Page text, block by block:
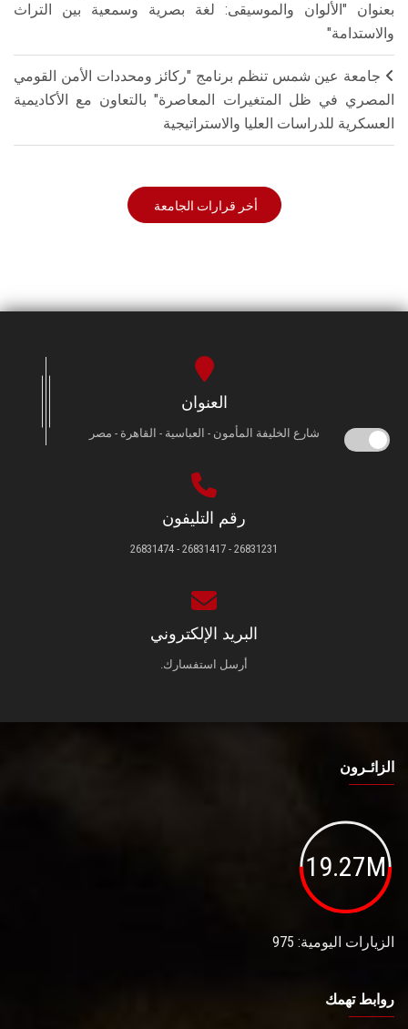
بعنوان "الألوان والموسيقى: لغة بصرية وسمعية بين التراث
والاستدامة"
جامعة عين شمس تنظم برنامج "ركائز ومحددات الأمن القومي
المصري في ظل المتغيرات المعاصرة" بالتعاون مع الأكاديمية
العسكرية للدراسات العليا والاستراتيجية
أخر قرارات الجامعة
العنوان
شارع الخليفة المأمون - العباسية - القاهرة - مصر
رقم التليفون
26831231 - 26831417 - 26831474
البريد الإلكتروني
أرسل استفسارك.
الزائـرون
19.27M
الزيارات اليومية: 975
روابط تهمك